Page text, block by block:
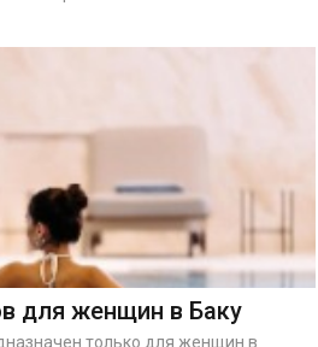
для женщин в Баку
только для женщин в